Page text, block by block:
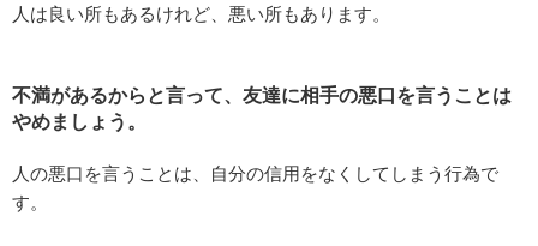
人は良い所もあるけれど、悪い所もあります。
不満があるからと言って、友達に相手の悪口を言うことは
やめましょう。
人の悪口を言うことは、自分の信用をなくしてしまう行為で
す。